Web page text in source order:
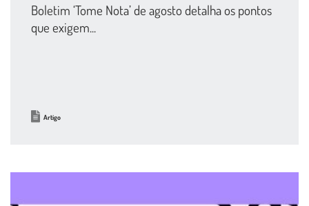
Boletim ‘Tome Nota’ de agosto detalha os pontos
que exigem...
Artigo